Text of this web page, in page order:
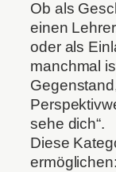
Ob als
einen
oder als
manchmal
sehe dich“.
Diese
ermöglichen: